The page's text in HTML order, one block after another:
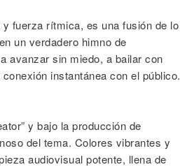
fuerza rítmica, es una fusión de lo
un verdadero himno de
avanzar sin miedo, a bailar con
instantánea con el público.
y bajo la producción de
del tema. Colores vibrantes y
audiovisual potente, llena de